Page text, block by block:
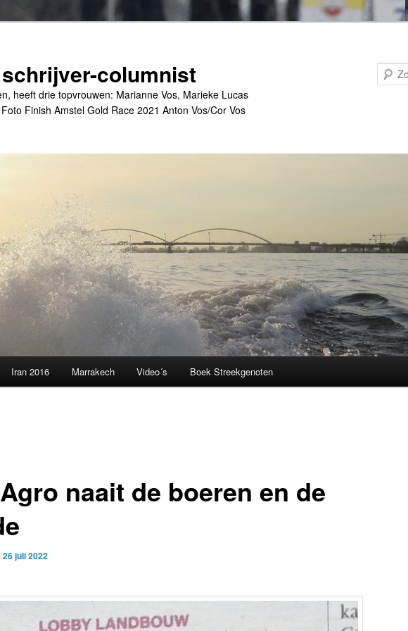
columnist
heeft drie topvrouwen: Marianne Vos, Marieke Lucas
Finish Amstel Gold Race 2021 Anton Vos/Cor Vos
Iran 2016 Marrakech Video´s Boek Streekgenoten
naait de boeren en de
26 juli 2022